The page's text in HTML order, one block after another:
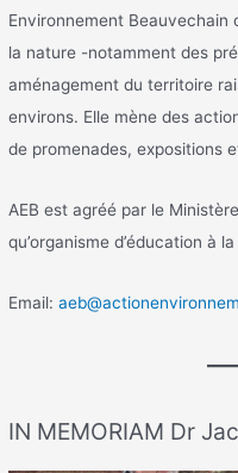
Environnement
la nature -notamment des
aménagement du territoire
environs. Elle mène des
de promenades, expositions
AEB est agréé par le
qu’organisme d’éducation à
Email:
IN MEMORIAM Dr